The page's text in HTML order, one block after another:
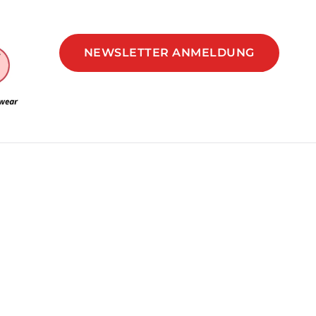
NEWSLETTER ANMELDUNG